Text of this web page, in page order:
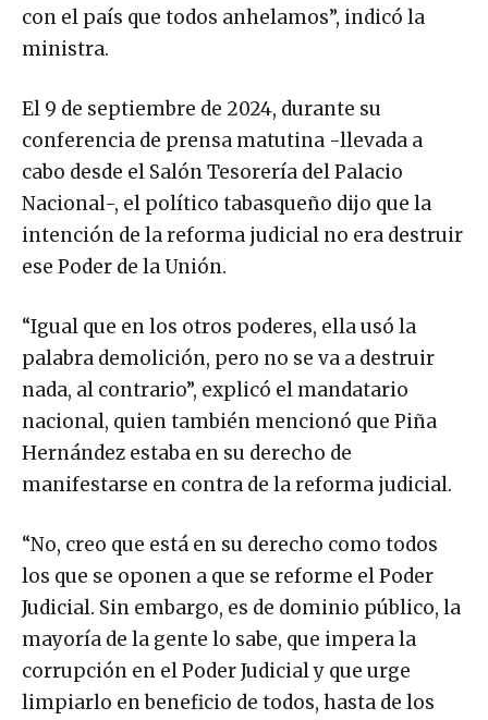
con el país que todos anhelamos”, indicó la
ministra.
El 9 de septiembre de 2024, durante su
conferencia de prensa matutina -llevada a
cabo desde el Salón Tesorería del Palacio
Nacional-, el político tabasqueño dijo que la
intención de la reforma judicial no era destruir
ese Poder de la Unión.
“Igual que en los otros poderes, ella usó la
palabra demolición, pero no se va a destruir
nada, al contrario”, explicó el mandatario
nacional, quien también mencionó que Piña
Hernández estaba en su derecho de
manifestarse en contra de la reforma judicial.
“No, creo que está en su derecho como todos
los que se oponen a que se reforme el Poder
Judicial. Sin embargo, es de dominio público, la
mayoría de la gente lo sabe, que impera la
corrupción en el Poder Judicial y que urge
limpiarlo en beneficio de todos, hasta de los